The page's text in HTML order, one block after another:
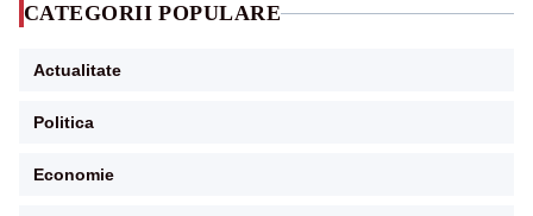
CATEGORII POPULARE
Actualitate
Politica
Economie